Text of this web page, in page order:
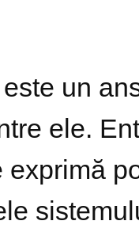
un
ele.
exprimă